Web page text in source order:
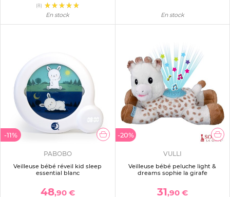
(8)
En stock En stock
-11%
PABOBO
Veilleuse bébé réveil kid sleep
essential blanc
48,90 €
-20%
VULLI
Veilleuse bébé peluche light &
dreams sophie la girafe
31,90 €